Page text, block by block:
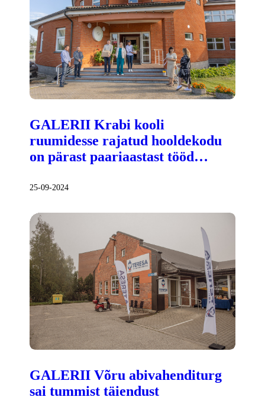
GALERII Krabi kooli
ruumidesse rajatud hooldekodu
on pärast paariaastast tööd…
25-09-2024
GALERII Võru abivahenditurg
sai tummist täiendust